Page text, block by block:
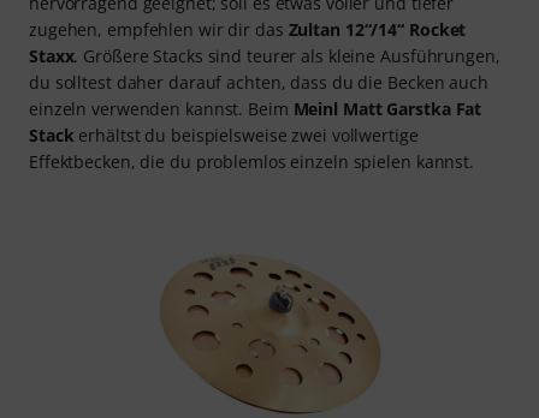
zugehen, empfehlen wir dir das Zultan 12“/14“ Rocket
Staxx. Größere Stacks sind teurer als kleine Ausführungen,
du solltest daher darauf achten, dass du die Becken auch
einzeln verwenden kannst. Beim Meinl Matt Garstka Fat
Stack erhältst du beispielsweise zwei vollwertige
Effektbecken, die du problemlos einzeln spielen kannst.